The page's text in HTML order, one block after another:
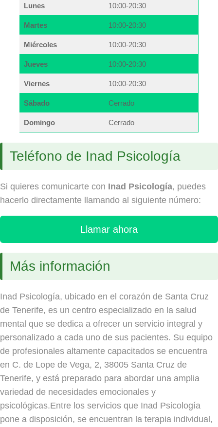
Lunes 10:00-20:30
Martes 10:00-20:30
Miércoles 10:00-20:30
Jueves 10:00-20:30
Viernes 10:00-20:30
Sábado Cerrado
Domingo Cerrado
Teléfono de Inad Psicología
Si quieres comunicarte con Inad Psicología, puedes
hacerlo directamente llamando al siguiente número:
Llamar ahora
Más información
Inad Psicología, ubicado en el corazón de Santa Cruz
de Tenerife, es un centro especializado en la salud
mental que se dedica a ofrecer un servicio integral y
personalizado a cada uno de sus pacientes. Su equipo
de profesionales altamente capacitados se encuentra
en C. de Lope de Vega, 2, 38005 Santa Cruz de
Tenerife, y está preparado para abordar una amplia
variedad de necesidades emocionales y
psicológicas.Entre los servicios que Inad Psicología
pone a disposición, se encuentran la terapia individual,